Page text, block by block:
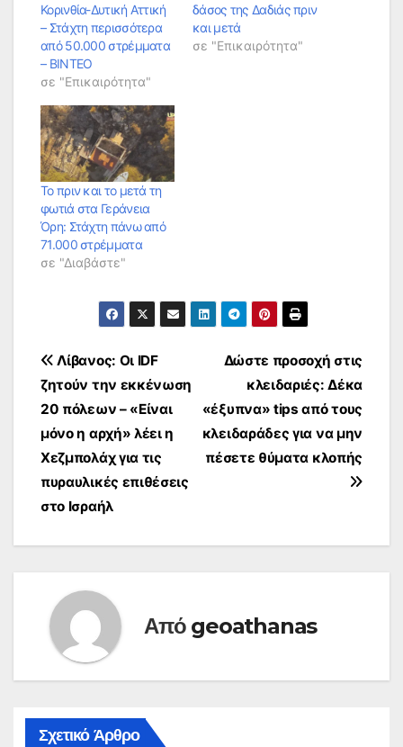
Κορινθία-Δυτική Αττική
– Στάχτη περισσότερα
από 50.000 στρέμματα
– ΒΙΝΤΕΟ
σε "Επικαιρότητα"
δάσος της Δαδιάς πριν
και μετά
σε "Επικαιρότητα"
To πριν και το μετά τη
φωτιά στα Γεράνεια
Όρη: Στάχτη πάνω από
71.000 στρέμματα
σε "Διαβάστε"
Πλοήγηση
άρθρων
Δώστε προσοχή στις
κλειδαριές: Δέκα
«έξυπνα» tips από τους
κλειδαράδες για να μην
πέσετε θύματα κλοπής
Λίβανος: Οι IDF
ζητούν την εκκένωση
20 πόλεων – «Είναι
μόνο η αρχή» λέει η
Χεζμπολάχ για τις
πυραυλικές επιθέσεις
στο Ισραήλ
Από geoathanas
Σχετικό Άρθρο